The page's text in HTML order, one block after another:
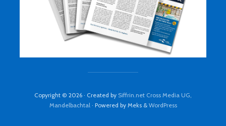
Copyright © 2026 · Created by Siffrin.net Cross Media UG,
Mandelbachtal· Powered by Meks & WordPress